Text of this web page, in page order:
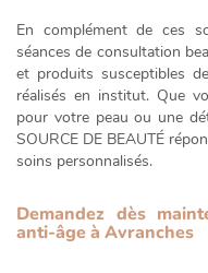
En complément de ces
séances de consultation
et produits susceptibles
réalisés en institut. Que
pour votre peau ou une
SOURCE DE BEAUTÉ
soins personnalisés.
Demandez dès
anti-âge à Avranches